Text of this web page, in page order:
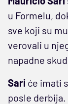
u Formelu,
sve koji su
verovali u
napadne
Sari će imati
posle